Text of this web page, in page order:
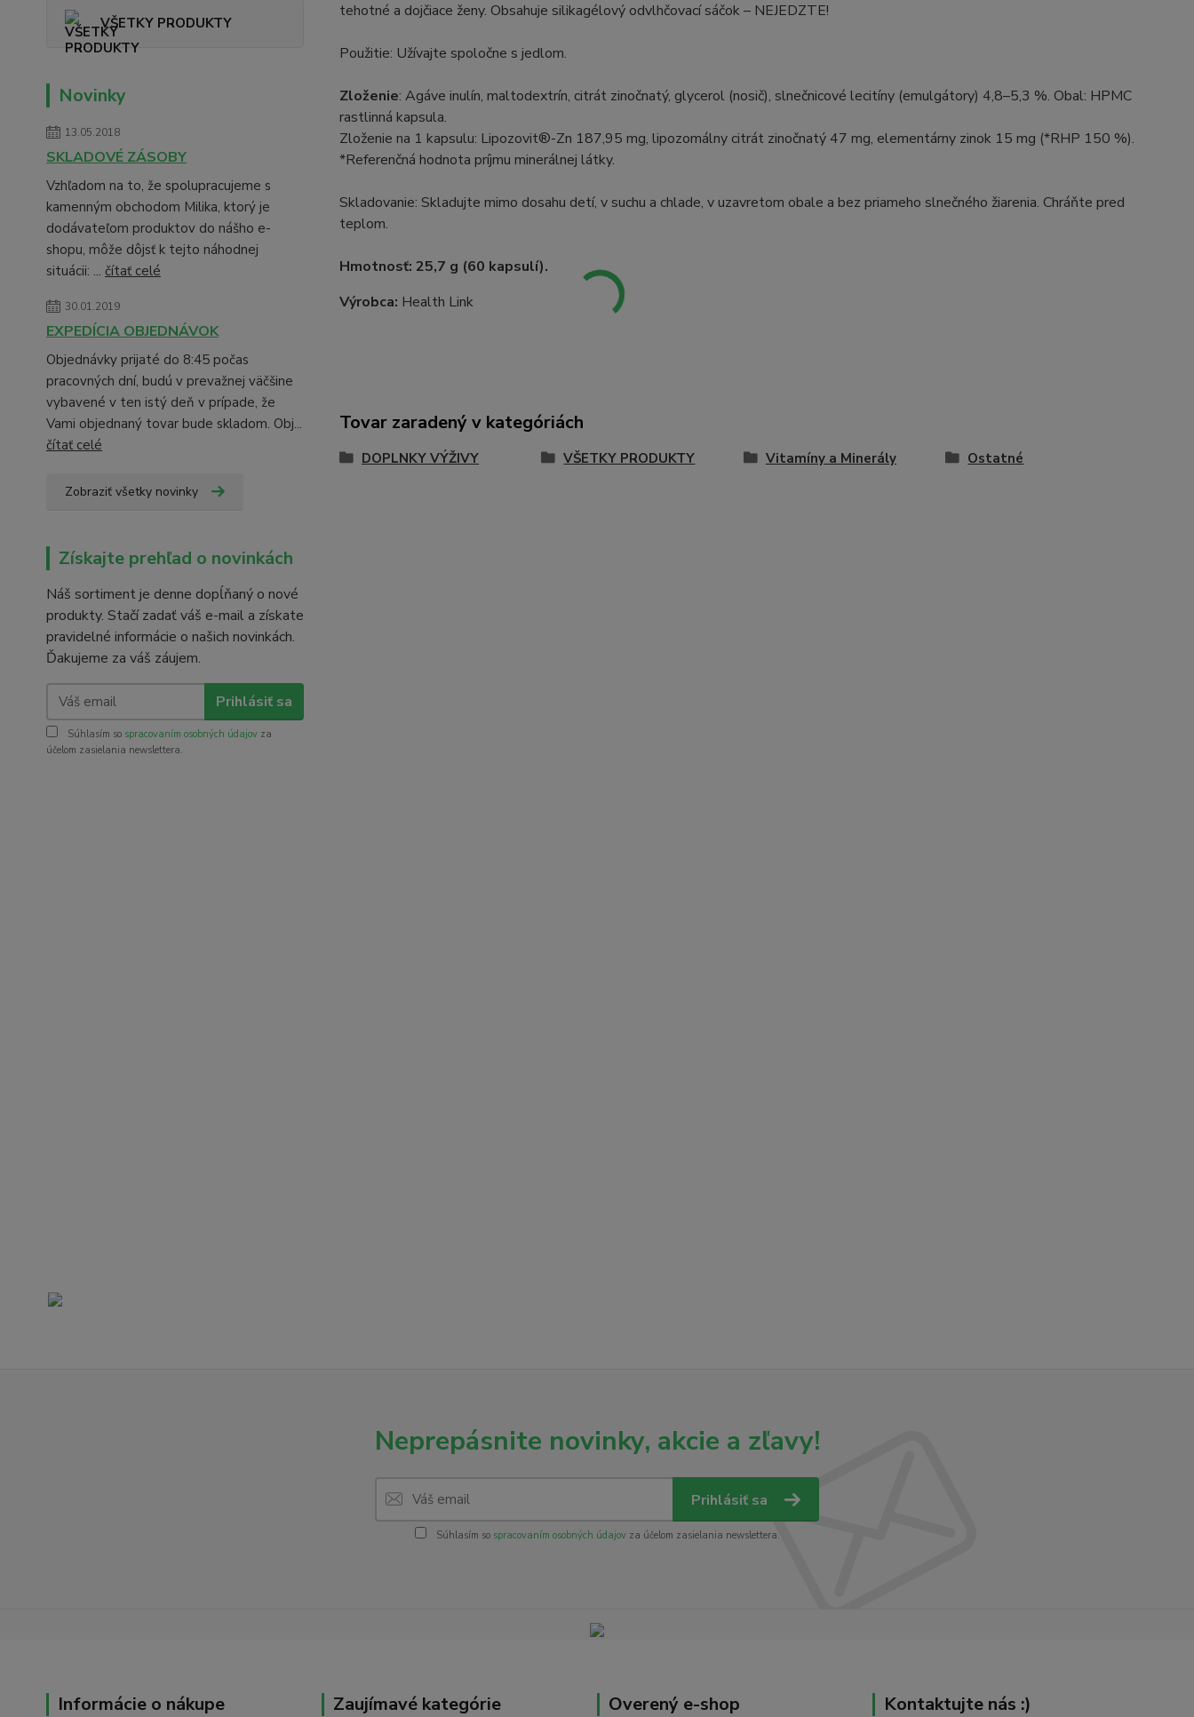
VŠETKY PRODUKTY
Novinky
13.05.2018
SKLADOVÉ ZÁSOBY
Vzhľadom na to, že spolupracujeme s
kamenným obchodom Milika, ktorý je
dodávateľom produktov do nášho e-
shopu, môže dôjsť k tejto náhodnej
situácii: ... čítať celé
30.01.2019
EXPEDÍCIA OBJEDNÁVOK
Objednávky prijaté do 8:45 počas
pracovných dní, budú v prevažnej väčšine
vybavené v ten istý deň v prípade, že
Vami objednaný tovar bude skladom. Obj...
čítať celé
Zobraziť všetky novinky
Získajte prehľad o novinkách
Náš sortiment je denne dopĺňaný o nové
produkty. Stačí zadať váš e-mail a získate
pravidelné informácie o našich novinkách.
Ďakujeme za váš záujem.
Prihlásiť sa
Súhlasím so spracovaním osobných údajov za
účelom zasielania newslettera.
tehotné a dojčiace ženy. Obsahuje silikagélový odvlhčovací sáčok – NEJEDZTE!
Použitie: Užívajte spoločne s jedlom.
Zloženie: Agáve inulín, maltodextrín, citrát zinočnatý, glycerol (nosič), slnečnicové lecitíny (emulgátory) 4,8–5,3 %. Obal: HPMC
rastlinná kapsula.
Zloženie na 1 kapsulu: Lipozovit®-Zn 187,95 mg, lipozomálny citrát zinočnatý 47 mg, elementárny zinok 15 mg (*RHP 150 %).
*Referenčná hodnota príjmu minerálnej látky.
Skladovanie: Skladujte mimo dosahu detí, v suchu a chlade, v uzavretom obale a bez priameho slnečného žiarenia. Chráňte pred
teplom.
Hmotnosť: 25,7 g (60 kapsulí).
Výrobca: Health Link
Tovar zaradený v kategóriách
DOPLNKY VÝŽIVY VŠETKY PRODUKTY Vitamíny a Minerály Ostatné
Neprepásnite novinky, akcie a zľavy!
Prihlásiť sa
Súhlasím so spracovaním osobných údajovza účelom zasielania newslettera.
Informácie o nákupe Zaujímavé kategórie Overený e-shop Kontaktujte nás :)